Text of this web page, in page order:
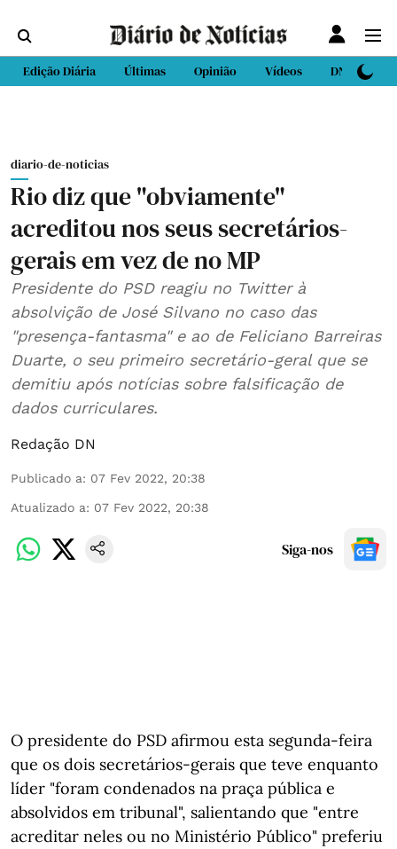
Edição Diária Últimas Opinião Vídeos DN Sport
diario-de-noticias
Rio diz que "obviamente"
acreditou nos seus secretários-
gerais em vez de no MP
Presidente do PSD reagiu no Twitter à
absolvição de José Silvano no caso das
"presença-fantasma" e ao de Feliciano Barreiras
Duarte, o seu primeiro secretário-geral que se
demitiu após notícias sobre falsificação de
dados curriculares.
Redação DN
Publicado a: 07 Fev 2022, 20:38
Atualizado a: 07 Fev 2022, 20:38
Siga-nos
O presidente do PSD afirmou esta segunda-feira
que os dois secretários-gerais que teve enquanto
líder "foram condenados na praça pública e
absolvidos em tribunal", salientando que "entre
acreditar neles ou no Ministério Público" preferiu